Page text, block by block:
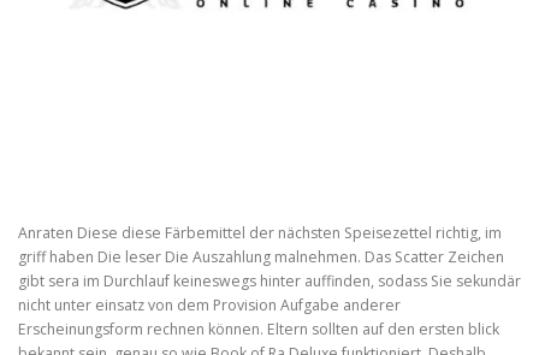
Anraten Diese diese Färbemittel der nächsten Speisezettel richtig, im
griff haben Die leser Die Auszahlung malnehmen. Das Scatter Zeichen
gibt sera im Durchlauf keineswegs hinter auffinden, sodass Sie sekundär
nicht unter einsatz von dem Provision Aufgabe anderer
Erscheinungsform rechnen können. Eltern sollten auf den ersten blick